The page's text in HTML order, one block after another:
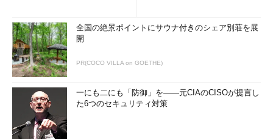
い場合は、この機能を活用してください。
●購入モデル
SQL Databaseでは、DTUと仮想コアという2つの購入モデル
がありました。Managed Instanceでは、仮想コアだけが購入モ
デルとして提供されています。次の 画面5
Instanceのサイズの設定画面です。
全国の絶景ポイントにサウナ付きのシェア別荘を展
開
PR(COCO VILLA on GOETHE)
一にも二にも「防御」を――元CIAのCISOが提言し
た6つのセキュリティ対策